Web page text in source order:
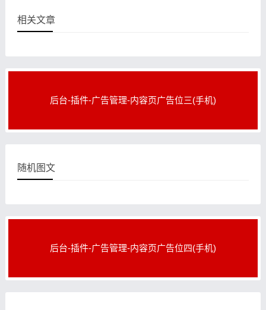
相关文章
后台-插件-广告管理-内容页广告位三(手机)
随机图文
后台-插件-广告管理-内容页广告位四(手机)